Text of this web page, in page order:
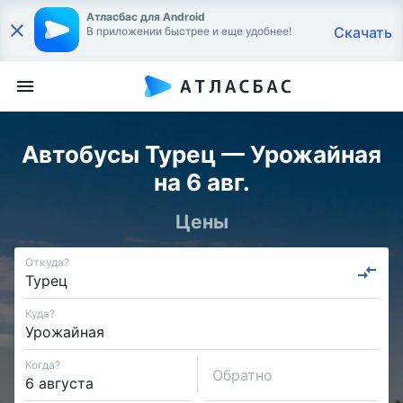
Атласбас для Android
В приложении быстрее и еще удобнее!
Скачать
Автобусы Турец — Урожайная
на 6 авг.
Цены
Откуда?
Куда?
Когда?
Обратно